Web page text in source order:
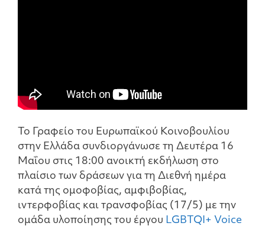
Το Γραφείο του Ευρωπαϊκού Κοινοβουλίου
στην Ελλάδα συνδιοργάνωσε τη Δευτέρα 16
Μαΐου στις 18:00 ανοικτή εκδήλωση στο
πλαίσιο των δράσεων για τη Διεθνή ημέρα
κατά της ομοφοβίας, αμφιβοβίας,
ιντερφοβίας και τρανσφοβίας (17/5) με την
ομάδα υλοποίησης του έργου LGBTQI+ Voice